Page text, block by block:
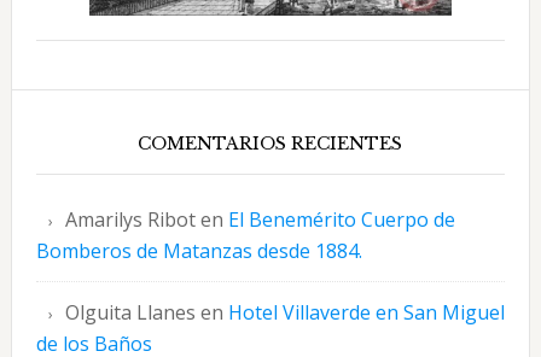
COMENTARIOS RECIENTES
Amarilys Riboten El Benemérito Cuerpo de
Bomberos de Matanzas desde 1884.
Olguita Llanes en Hotel Villaverde en San Miguel
de los Baños